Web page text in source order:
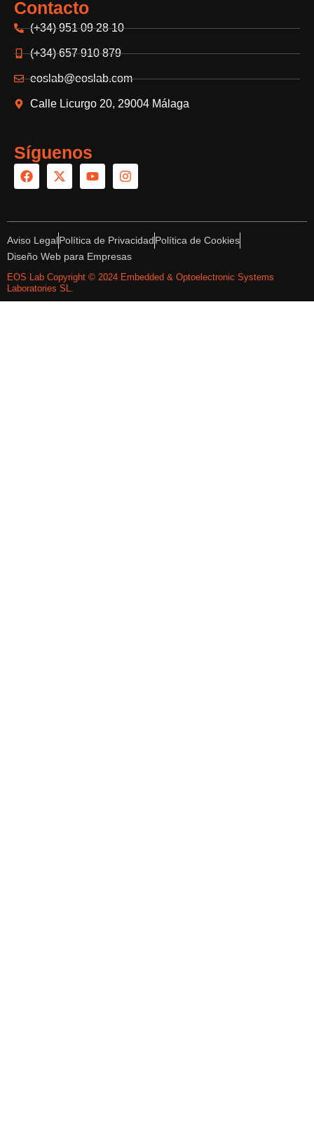
Contacto
(+34) 951 09 28 10
(+34) 657 910 879
eoslab@eoslab.com
Calle Licurgo 20, 29004 Málaga
Síguenos
F
a
b
o
k
X
-
i
t
t
e
Y
o
u
e
I
n
a
r
a
m
Aviso LegalPolítica de PrivacidadPolítica de Cookies
Diseño Web para Empresas
EOS Lab Copyright © 2024 Embedded & Optoelectronic Systems
Laboratories SL.